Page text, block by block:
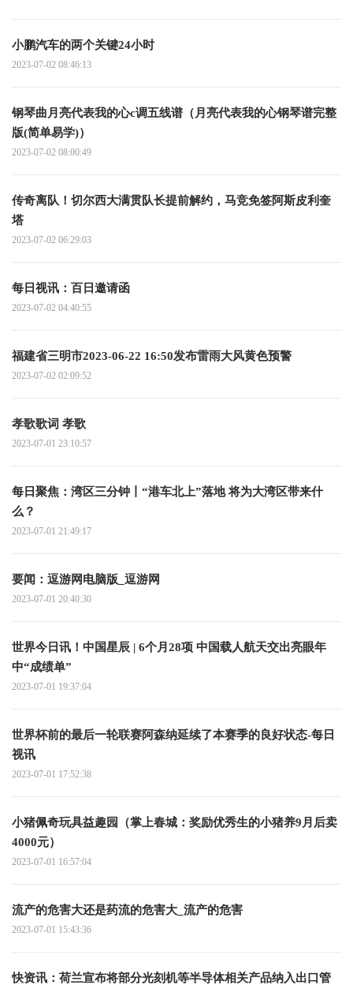
小鹏汽车的两个关键24小时
2023-07-02 08:46:13
钢琴曲月亮代表我的心c调五线谱（月亮代表我的心钢琴谱完整
版(简单易学)）
2023-07-02 08:00:49
传奇离队！切尔西大满贯队长提前解约，马竞免签阿斯皮利奎
塔
2023-07-02 06:29:03
每日视讯：百日邀请函
2023-07-02 04:40:55
福建省三明市2023-06-22 16:50发布雷雨大风黄色预警
2023-07-02 02:09:52
孝歌歌词 孝歌
2023-07-01 23:10:57
每日聚焦：湾区三分钟丨“港车北上”落地 将为大湾区带来什
么？
2023-07-01 21:49:17
要闻：逗游网电脑版_逗游网
2023-07-01 20:40:30
世界今日讯！中国星辰 | 6个月28项 中国载人航天交出亮眼年
中“成绩单”
2023-07-01 19:37:04
世界杯前的最后一轮联赛阿森纳延续了本赛季的良好状态-每日
视讯
2023-07-01 17:52:38
小猪佩奇玩具益趣园（掌上春城：奖励优秀生的小猪养9月后卖
4000元）
2023-07-01 16:57:04
流产的危害大还是药流的危害大_流产的危害
2023-07-01 15:43:36
快资讯：荷兰宣布将部分光刻机等半导体相关产品纳入出口管